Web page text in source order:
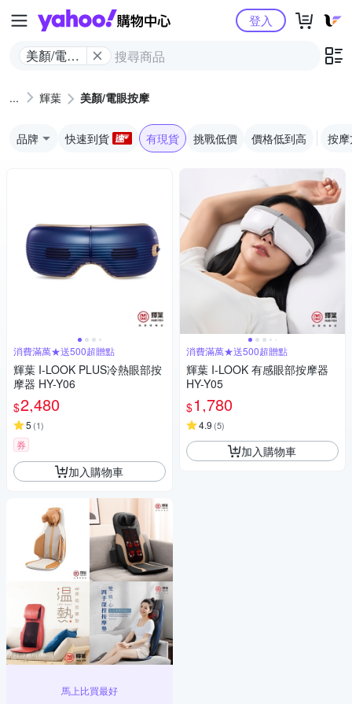
Yahoo購物中心
美顏/電眼
登入
輝葉 美顏/電眼按摩
品牌 快速到貨 有現貨 挑戰低價 價格低到高 按
消費滿萬★送500超贈點
輝葉 I-LOOK PLUS冷熱眼部按
摩器 HY-Y06
$2,480
5 (1)
券
加入購物車
馬上比買最好
消費滿萬★送500超贈點
輝葉 I-LOOK 有感眼部按摩器
HY-Y05
$1,780
4.9 (5)
加入購物車